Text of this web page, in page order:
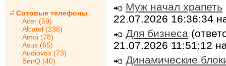
Сотовые телефоны
Acer (59)
Alcatel (238)
Amoi (78)
Asus (65)
Audiovox (73)
BenQ (40)
Муж начал храпеть
22.07.2026 16:36:34
Для бизнеса
21.07.2026 11:51:12
Динамические